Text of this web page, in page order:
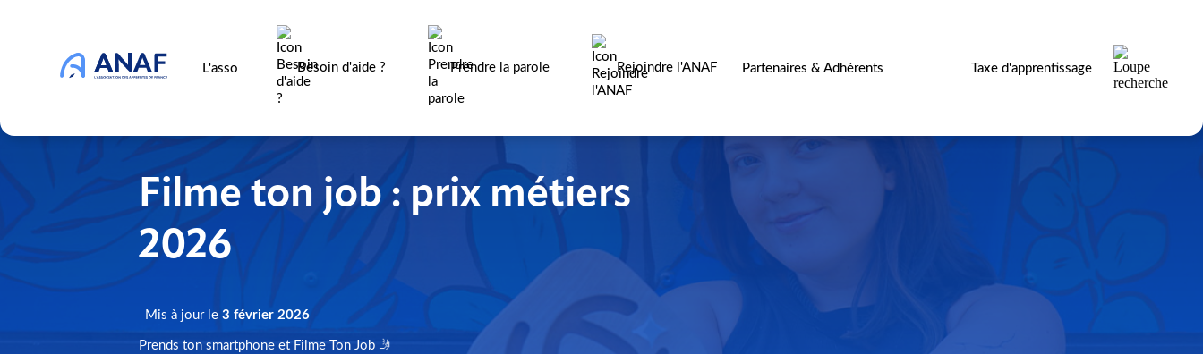
L'asso Besoin d'aide ? Prendre la parole Rejoindre l'ANAF Partenaires & Adhérents Taxe d'apprentissage
Filme ton job : prix métiers
2026
Mis à jour le 3 février 2026
Prends ton smartphone et Filme Ton Job 🤳